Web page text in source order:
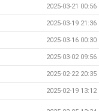
2025-03-21 00:56
2025-03-19 21:36
2025-03-16 00:30
2025-03-02 09:56
2025-02-22 20:35
2025-02-19 13:12